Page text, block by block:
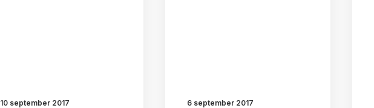
10 september 2017 6 september 2017